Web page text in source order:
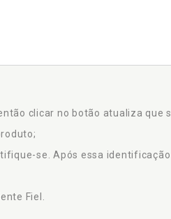
clicar no botão atualiza que
se. Após essa
Fiel.